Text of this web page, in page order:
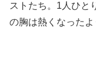
ストたち。1人ひと
の胸は熱くなったよ